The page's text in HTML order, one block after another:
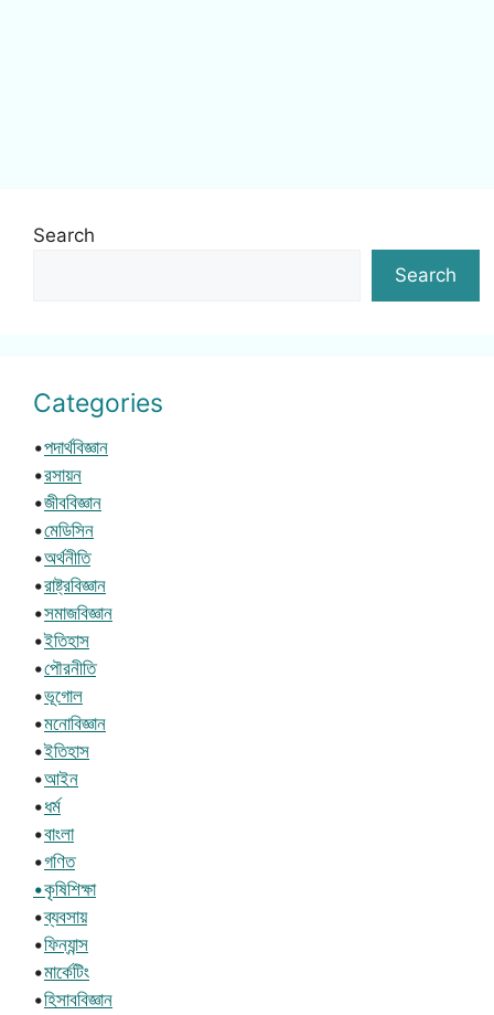
Search
Search
Categories
•পদার্থবিজ্ঞান
•রসায়ন
•জীববিজ্ঞান
•মেডিসিন
•অর্থনীতি
•রাষ্ট্রবিজ্ঞান
•সমাজবিজ্ঞান
•ইতিহাস
•পৌরনীতি
•ভূগোল
•মনোবিজ্ঞান
•ইতিহাস
•আইন
•ধর্ম
•বাংলা
•গণিত
•কৃষিশিক্ষা
•ব্যবসায়
•ফিন্যান্স
•মার্কেটিং
•হিসাববিজ্ঞান